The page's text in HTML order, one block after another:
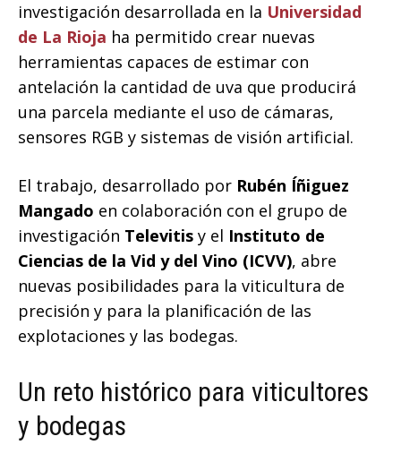
investigación desarrollada en la Universidad
de La Rioja ha permitido crear nuevas
herramientas capaces de estimar con
antelación la cantidad de uva que producirá
una parcela mediante el uso de cámaras,
sensores RGB y sistemas de visión artificial.
El trabajo, desarrollado por Rubén Íñiguez
Mangado en colaboración con el grupo de
investigación Televitis y el Instituto de
Ciencias de la Vid y del Vino (ICVV), abre
nuevas posibilidades para la viticultura de
precisión y para la planificación de las
explotaciones y las bodegas.
Un reto histórico para viticultores
y bodegas